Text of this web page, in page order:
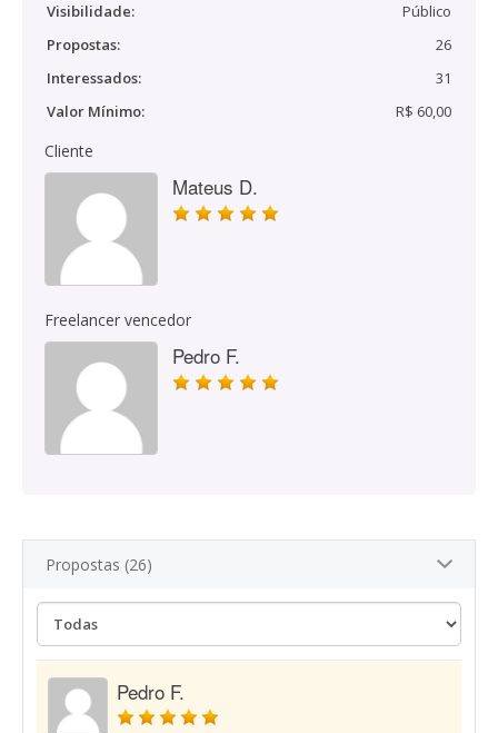
Visibilidade:
Público
Propostas:
26
Interessados:
31
Valor Mínimo:
R$ 60,00
Cliente
Mateus D.
Freelancer vencedor
Pedro F.
Propostas (26)
Pedro F.